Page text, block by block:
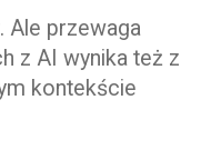
Ale przewaga
z AI wynika też z
kontekście